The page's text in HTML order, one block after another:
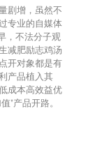
剧增，虽然不
专业的自媒体
，不法分子观
减肥励志鸡汤
开对象都是有
产品植入其
成本高效益优
"产品开路。